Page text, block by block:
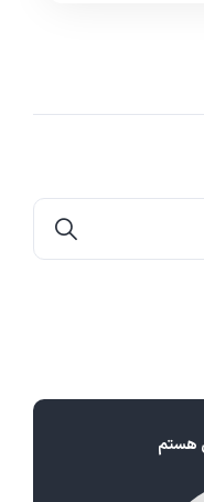
هستم